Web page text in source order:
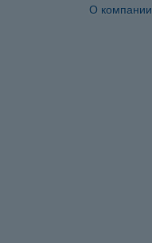
О компании